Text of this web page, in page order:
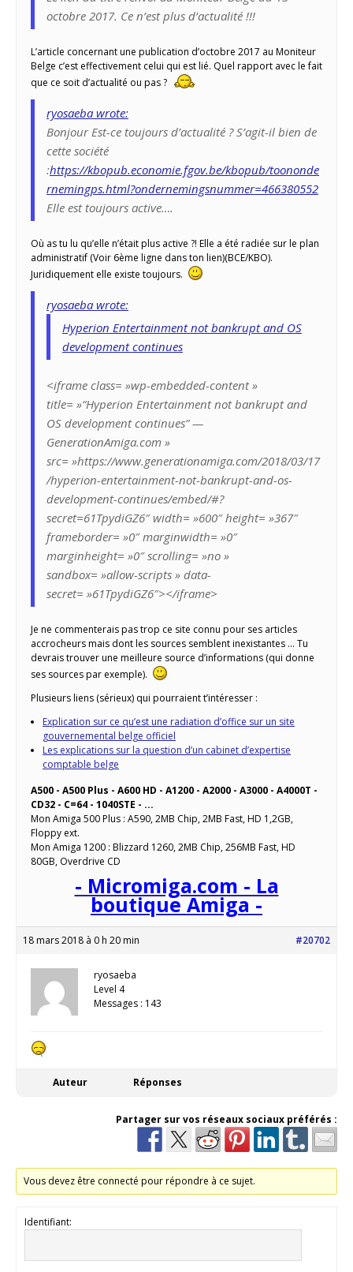
octobre 2017. Ce n’est plus d’actualité !!!
L’article concernant une publication d’octobre 2017 au Moniteur
Belge c’est effectivement celui qui est lié. Quel rapport avec le fait
que ce soit d’actualité ou pas ?
ryosaeba wrote:
Bonjour Est-ce toujours d’actualité ? S’agit-il bien de
cette société
:https://kbopub.economie.fgov.be/kbopub/toononde
rnemingps.html?ondernemingsnummer=466380552
Elle est toujours active….
Où as tu lu qu’elle n’était plus active ?! Elle a été radiée sur le plan
administratif (Voir 6ème ligne dans ton lien)(BCE/KBO).
Juridiquement elle existe toujours.
ryosaeba wrote:
Hyperion Entertainment not bankrupt and OS
development continues
<iframe class= »wp-embedded-content »
title= »“Hyperion Entertainment not bankrupt and
OS development continues” —
GenerationAmiga.com »
src= »https://www.generationamiga.com/2018/03/17
/hyperion-entertainment-not-bankrupt-and-os-
development-continues/embed/#?
secret=61TpydiGZ6″ width= »600″ height= »367″
frameborder= »0″ marginwidth= »0″
marginheight= »0″ scrolling= »no »
sandbox= »allow-scripts » data-
secret= »61TpydiGZ6″></iframe>
Je ne commenterais pas trop ce site connu pour ses articles
accrocheurs mais dont les sources semblent inexistantes … Tu
devrais trouver une meilleure source d’informations (qui donne
ses sources par exemple).
Plusieurs liens (sérieux) qui pourraient t’intéresser :
Explication sur ce qu’est une radiation d’office sur un site
gouvernemental belge officiel
Les explications sur la question d’un cabinet d’expertise
comptable belge
A500 - A500 Plus - A600 HD - A1200 - A2000 - A3000 - A4000T -
CD32 - C=64 - 1040STE - ...
Mon Amiga 500 Plus : A590, 2MB Chip, 2MB Fast, HD 1,2GB,
Floppy ext.
Mon Amiga 1200 : Blizzard 1260, 2MB Chip, 256MB Fast, HD
80GB, Overdrive CD
- Micromiga.com - La
boutique Amiga -
18 mars 2018 à 0 h 20 min #20702
ryosaeba
Level 4
Messages : 143
Auteur Réponses
Partager sur vos réseaux sociaux préférés :
Vous devez être connecté pour répondre à ce sujet.
Identifiant: